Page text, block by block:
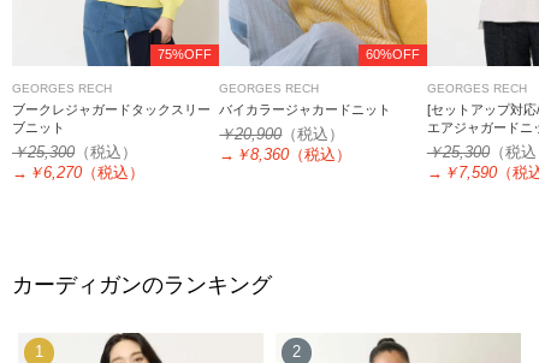
75%OFF
GEORGES RECH
ブークレジャガードタックスリー
ブニット
￥25,300 （税込）
→ ￥6,270 （税込）
60%OFF
GEORGES RECH
バイカラージャカードニット
￥20,900（税込）
→ ￥8,360 （税込）
GEORGES RECH
[セットアップ対
エアジャガードニ
￥25,300（税
→ ￥7,590（税
カーディガンのランキング
1 2